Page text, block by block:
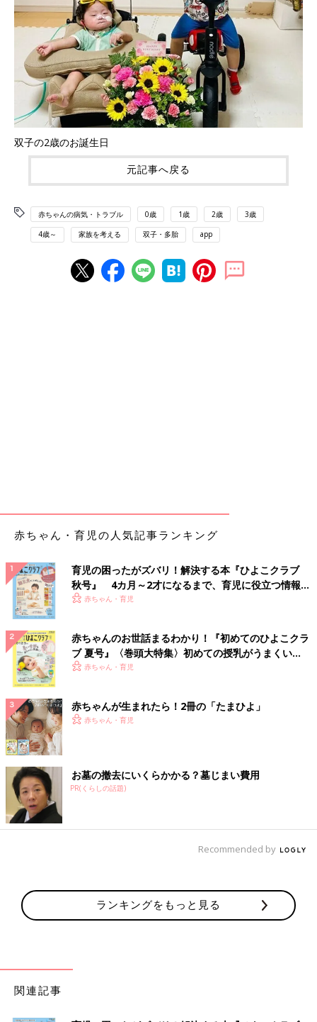
双子の2歳のお誕生日
元記事へ戻る
赤ちゃんの病気・トラブル 0歳 1歳 2歳 3歳
4歳～ 家族を考える 双子・多胎 app
赤ちゃん・育児の人気記事ランキング
育児の困ったがズバリ！解決する本『ひよこクラブ
秋号』 4カ月～2才になるまで、育児に役立つ情報が
いっぱい！
赤ちゃん・育児
赤ちゃんのお世話まるわかり！『初めてのひよこクラ
ブ 夏号』〈巻頭大特集〉初めての授乳がうまくい
く！ おっぱい・ミルクの基本と夏のトラブル 解決テ
赤ちゃん・育児
赤ちゃんが生まれたら！2冊の「たまひよ」
赤ちゃん・育児
お墓の撤去にいくらかかる？墓じまい費用
PR(くらしの話題)
Recommended by
ランキングをもっと見る
関連記事